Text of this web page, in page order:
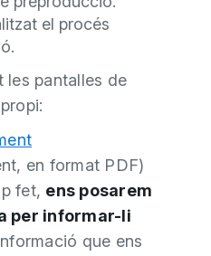
el procés
les pantalles de
en format PDF)
fet, ens posarem
per informar-li
que ens